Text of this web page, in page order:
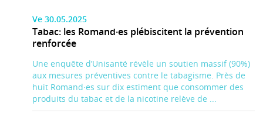
Ve 30.05.2025
Tabac: les Romand·es plébiscitent la prévention
renforcée
Une enquête d’Unisanté révèle un soutien massif (90%)
aux mesures préventives contre le tabagisme. Près de
huit Romand·es sur dix estiment que consommer des
produits du tabac et de la nicotine relève de ...